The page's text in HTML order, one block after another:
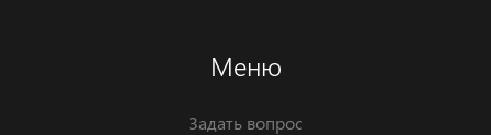
Меню
Задать вопрос